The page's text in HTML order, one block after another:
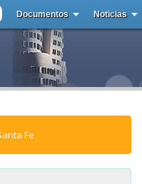
Documentos Noticias
Fe